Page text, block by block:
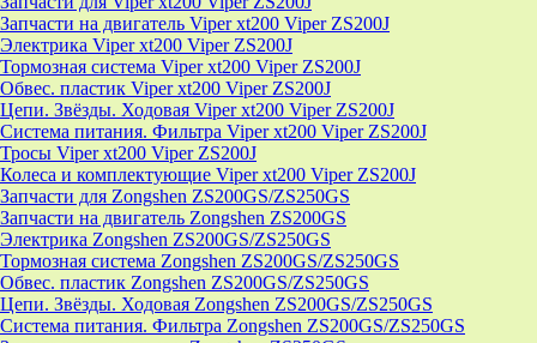
Запчасти на двигатель Viper xt200 Viper ZS200J
Электрика Viper xt200 Viper ZS200J
Тормозная система Viper xt200 Viper ZS200J
Обвес. пластик Viper xt200 Viper ZS200J
Цепи. Звёзды. Ходовая Viper xt200 Viper ZS200J
Система питания. Фильтра Viper xt200 Viper ZS200J
Тросы Viper xt200 Viper ZS200J
Колеса и комплектующие Viper xt200 Viper ZS200J
Запчасти для Zongshen ZS200GS/ZS250GS
Запчасти на двигатель Zongshen ZS200GS
Электрика Zongshen ZS200GS/ZS250GS
Тормозная система Zongshen ZS200GS/ZS250GS
Обвес. пластик Zongshen ZS200GS/ZS250GS
Цепи. Звёзды. Ходовая Zongshen ZS200GS/ZS250GS
Система питания. Фильтра Zongshen ZS200GS/ZS250GS